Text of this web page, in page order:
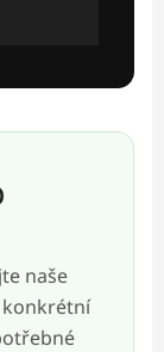
naše
konkrétní